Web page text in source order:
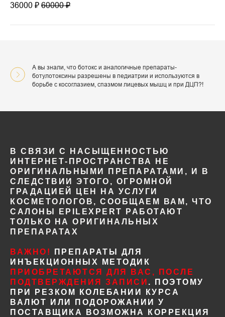
36000 ₽ 60000 ₽
А вы знали, что ботокс и аналогичные препараты-
ботулотоксины разрешены в педиатрии и используются в
борьбе с косоглазием, спазмом лицевых мышц и при ДЦП?!
В СВЯЗИ С НАСЫЩЕННОСТЬЮ
ИНТЕРНЕТ-ПРОСТРАНСТВА НЕ
ОРИГИНАЛЬНЫМИ ПРЕПАРАТАМИ, И В
СЛЕДСТВИИ ЭТОГО, ОГРОМНОЙ
ГРАДАЦИЕЙ ЦЕН НА УСЛУГИ
КОСМЕТОЛОГОВ, СООБЩАЕМ ВАМ, ЧТО
САЛОНЫ EPILEXPERT РАБОТАЮТ
ТОЛЬКО НА ОРИГИНАЛЬНЫХ
ПРЕПАРАТАХ
ВАЖНО!
ПРЕПАРАТЫ ДЛЯ
ИНЪЕКЦИОННЫХ МЕТОДИК
ПРИОБРЕТАЮТСЯ ДЛЯ ВАС, ПОСЛЕ
ПОДТВЕРЖДЕНИЯ ЗАПИСИ . ПОЭТОМУ
ПРИ РЕЗКОМ КОЛЕБАНИИ КУРСА
ВАЛЮТ ИЛИ ПОДОРОЖАНИИ У
ПОСТАВЩИКА ВОЗМОЖНА КОРРЕКЦИЯ